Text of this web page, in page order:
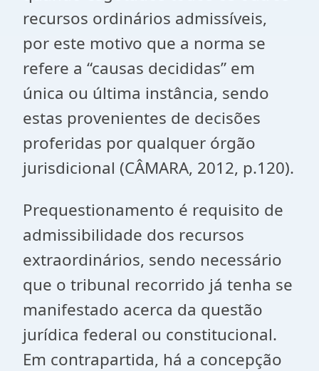
recursos ordinários admissíveis,
por este motivo que a norma se
refere a “causas decididas” em
única ou última instância, sendo
estas provenientes de decisões
proferidas por qualquer órgão
jurisdicional (CÂMARA, 2012, p.120).
Prequestionamento é requisito de
admissibilidade dos recursos
extraordinários, sendo necessário
que o tribunal recorrido já tenha se
manifestado acerca da questão
jurídica federal ou constitucional.
Em contrapartida, há a concepção